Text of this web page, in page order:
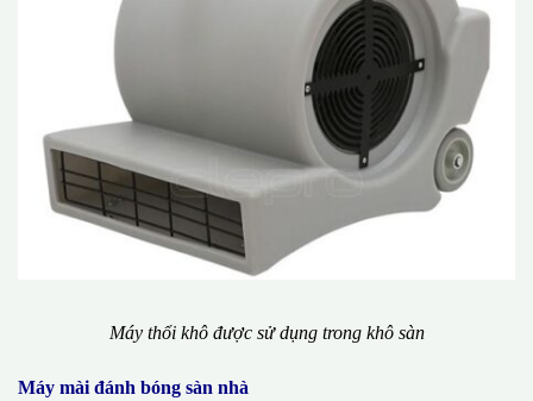
Máy thổi khô được sử dụng trong khô sàn
Máy mài đánh bóng sàn nhà